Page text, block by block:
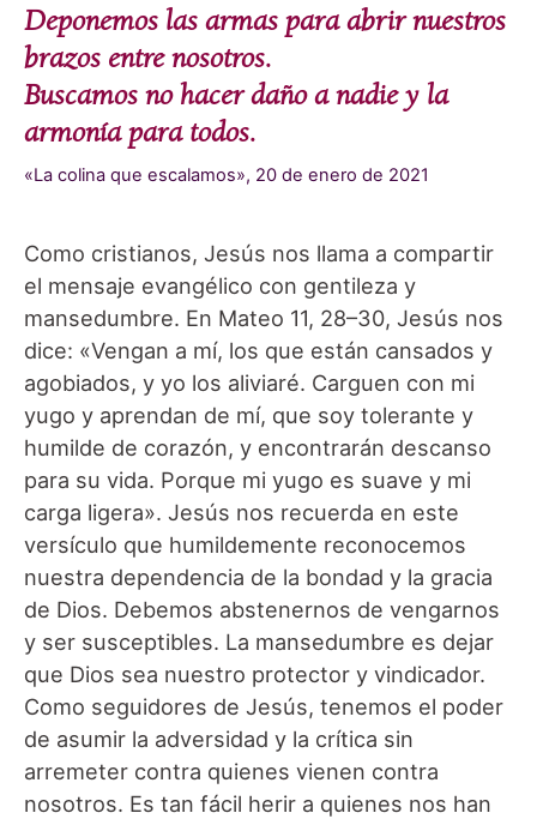
Deponemos las armas para abrir nuestros
brazos entre nosotros.
Buscamos no hacer daño a nadie y la
armonía para todos.
«La colina que escalamos», 20 de enero de 2021
Como cristianos, Jesús nos llama a compartir
el mensaje evangélico con gentileza y
mansedumbre. En Mateo 11, 28–30, Jesús nos
dice: «Vengan a mí, los que están cansados y
agobiados, y yo los aliviaré. Carguen con mi
yugo y aprendan de mí, que soy tolerante y
humilde de corazón, y encontrarán descanso
para su vida. Porque mi yugo es suave y mi
carga ligera». Jesús nos recuerda en este
versículo que humildemente reconocemos
nuestra dependencia de la bondad y la gracia
de Dios. Debemos abstenernos de vengarnos
y ser susceptibles. La mansedumbre es dejar
que Dios sea nuestro protector y vindicador.
Como seguidores de Jesús, tenemos el poder
de asumir la adversidad y la crítica sin
arremeter contra quienes vienen contra
nosotros. Es tan fácil herir a quienes nos han